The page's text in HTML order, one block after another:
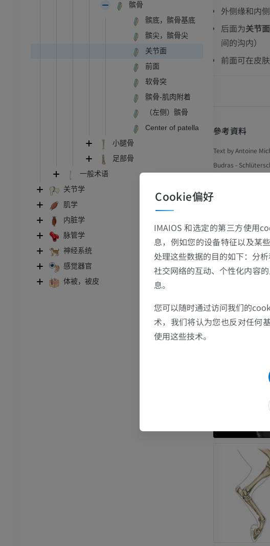
髌骨
髌底，髌骨基底
髌尖，髌骨尖
关节面
前面
软骨突
髌骨-肌肉附着
（左侧）髌骨
Center of patella
小腿骨
足部骨
一般术语
关节学
肌学
内脏学
脉管学
神经系统
感觉器官
体被，被皮
外侧缘和内
后面为关节面
间的沟内）
前面可在皮
參考資料
Text by Antoine
Budras -
牛
牛：一般解剖学
马
Cookie偏好
IMAIOS 和选定的第三方使用
息，例如您的设备特征以及某
处理这些数据的目的如下：分
社交网络的互动、个性化内容
息。
您可以随时通过访问我们的
术，我们将认为您也反对任
使用这些技术。